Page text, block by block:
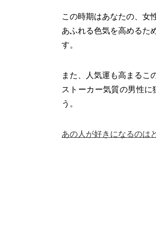
この時期はあなたの、女
あふれる色気を高めるた
す。
また、人気運も高まるこ
ストーカー気質の男性
う。
あの人が好きになるのは